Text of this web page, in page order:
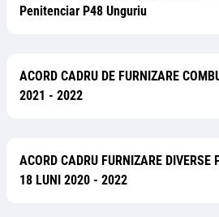
Penitenciar P48 Unguriu
ACORD CADRU DE FURNIZARE
2021 - 2022
ACORD CADRU FURNIZARE DIVERSE
18 LUNI 2020 - 2022